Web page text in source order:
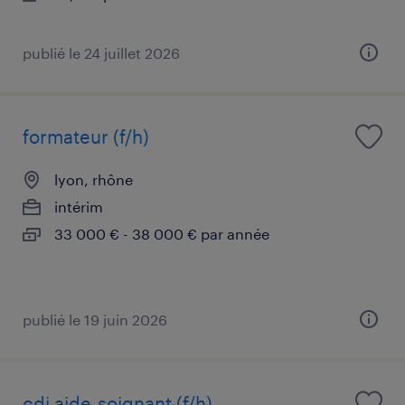
publié le 24 juillet 2026
formateur (f/h)
lyon, rhône
intérim
33 000 € - 38 000 € par année
publié le 19 juin 2026